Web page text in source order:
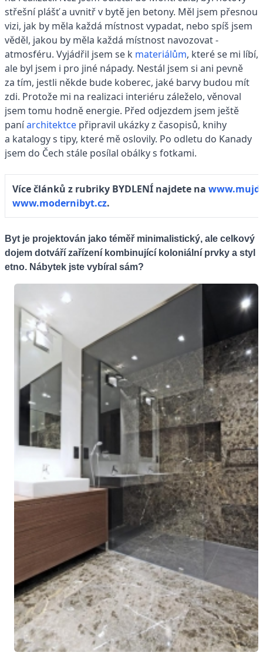
střešní plášť a uvnitř v bytě jen betony. Měl jsem přesnou
vizi, jak by měla každá místnost vypadat, nebo spíš jsem
věděl, jakou by měla každá místnost navozovat ­
atmosféru. Vyjádřil jsem se k materiálům, které se mi líbí,
ale byl jsem i pro jiné nápady. Nestál jsem si ani pevně
za tím, jestli někde bude koberec, jaké barvy budou mít
zdi. Protože mi na realizaci interiéru záleželo, věnoval
jsem tomu hodně energie. Před odjezdem jsem ještě
paníarchitektce připravil ukázky z časopisů, knihy
a katalogy s tipy, které mě oslovily. Po odletu do Kanady
jsem do Čech stále posílal obálky s fotkami.
Více článků z rubriky BYDLENÍ najdete na
www.modernibyt.cz.
Byt je projektován jako téměř minimalistický, ale celkový
dojem dotváří zařízení kombinující koloniální prvky a styl
etno. Nábytek jste vybíral sám?